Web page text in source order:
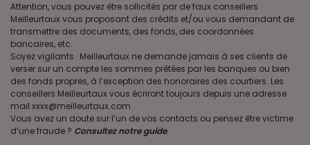
Attention, vous pouvez être sollicités par de faux conseillers
Meilleurtaux vous proposant des crédits et/ou vous demandant de
transmettre des documents, des fonds, des coordonnées
bancaires, etc.
Soyez vigilants · Meilleurtaux ne demande jamais à ses clients de
verser sur un compte les sommes prêtées par les banques ou bien
des fonds propres, à l’exception des honoraires des courtiers. Les
conseillers Meilleurtaux vous écriront toujours depuis une adresse
mail xxxx@meilleurtaux.com
Vous avez un doute sur l’un de vos contacts ou pensez être victime
d’une fraude ? Consultez notre guide.